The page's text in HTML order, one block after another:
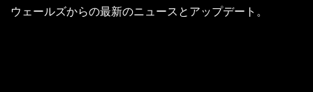
ウェールズからの最新のニュースとアップデート。